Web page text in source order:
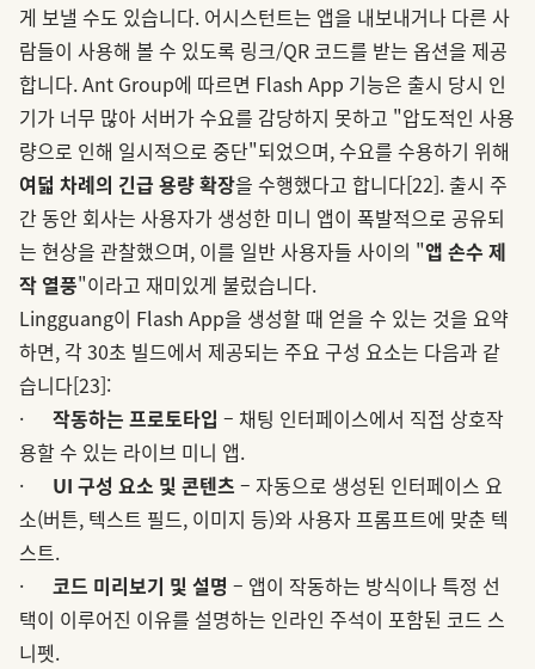
게 보낼 수도 있습니다. 어시스턴트는 앱을 내보내거나 다른 사
람들이 사용해 볼 수 있도록 링크/QR 코드를 받는 옵션을 제공
합니다. Ant Group에 따르면 Flash App 기능은 출시 당시 인
기가 너무 많아 서버가 수요를 감당하지 못하고 "압도적인 사용
량으로 인해 일시적으로 중단"되었으며, 수요를 수용하기 위해
여덟 차례의 긴급 용량 확장을 수행했다고 합니다[22]. 출시 주
간 동안 회사는 사용자가 생성한 미니 앱이 폭발적으로 공유되
는 현상을 관찰했으며, 이를 일반 사용자들 사이의 "앱 손수 제
작 열풍"이라고 재미있게 불렀습니다.
Lingguang이 Flash App을 생성할 때 얻을 수 있는 것을 요약
하면, 각 30초 빌드에서 제공되는 주요 구성 요소는 다음과 같
습니다[23]:
· 작동하는 프로토타입 – 채팅 인터페이스에서 직접 상호작
용할 수 있는 라이브 미니 앱.
· UI 구성 요소 및 콘텐츠 – 자동으로 생성된 인터페이스 요
소(버튼, 텍스트 필드, 이미지 등)와 사용자 프롬프트에 맞춘 텍
스트.
· 코드 미리보기 및 설명 – 앱이 작동하는 방식이나 특정 선
택이 이루어진 이유를 설명하는 인라인 주석이 포함된 코드 스
니펫.